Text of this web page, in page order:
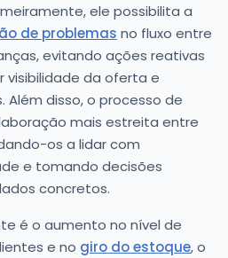
ele possibilita a
de problemas no fluxo entre
evitando ações reativas
visibilidade da oferta e
disso, o processo de
mais estreita entre
os a lidar com
e tomando decisões
concretos.
é o aumento no nível de
e no giro do estoque, o